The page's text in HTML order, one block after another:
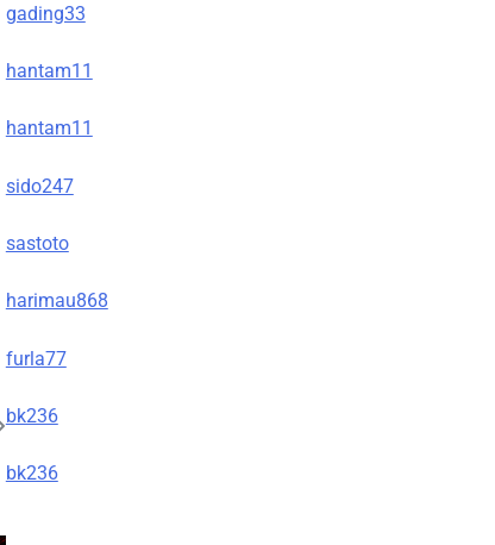
gading33
hantam11
hantam11
sido247
sastoto
harimau868
furla77
bk236
bk236